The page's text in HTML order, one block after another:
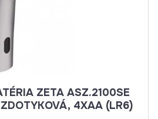
ZETA ASZ.2100SE
4XAA (LR6)